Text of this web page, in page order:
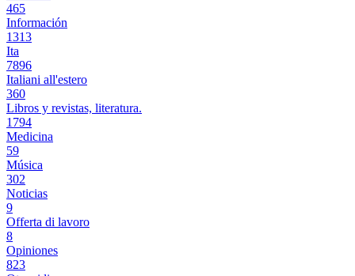
465
Información
1313
Ita
7896
Italiani all'estero
360
Libros y revistas, literatura.
1794
Medicina
59
Música
302
Noticias
9
Offerta di lavoro
8
Opiniones
823